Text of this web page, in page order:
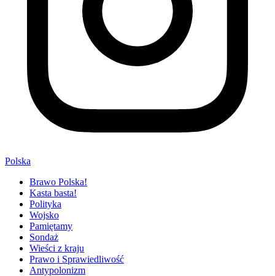
Polska
Brawo Polska!
Kasta basta!
Polityka
Wojsko
Pamiętamy
Sondaż
Wieści z kraju
Prawo i Sprawiedliwość
Antypolonizm